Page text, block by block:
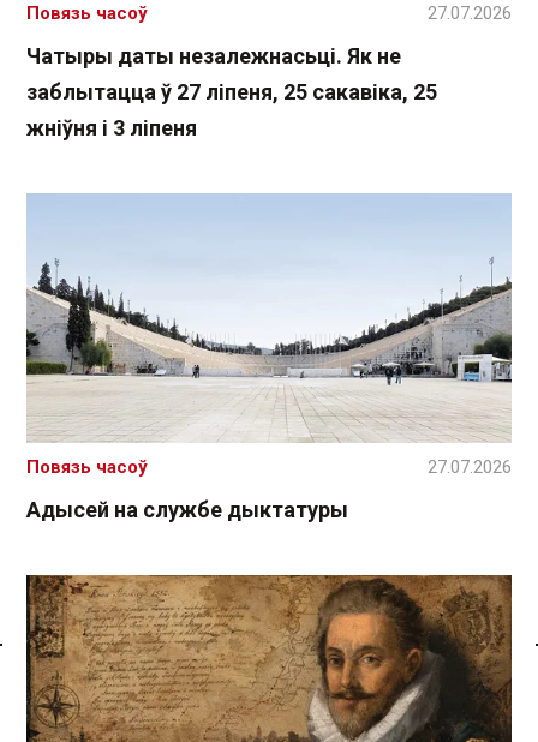
Спасылка без VPN
Чатыры даты незалежнасьці. Як не
заблытацца ў 27 ліпеня, 25 сакавіка, 25
жніўня і 3 ліпеня
Повязь часоў 27.07.2026
Адысей на службе дыктатуры
Повязь часоў 27.07.2026